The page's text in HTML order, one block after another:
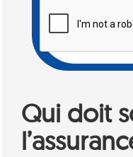
Qui doit